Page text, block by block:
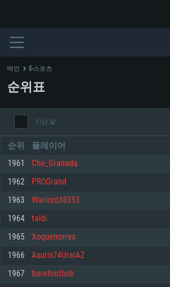
시스템
최소사양
최소사양
최소사양
메인 E-스포츠
순위표
지난 달
순위 플레이어
1961 Che_Granada
1962 PROGrand
1963 Warlord38353
1964 taidi
1965 Xoquenorrex
1966 Asuris74UralAZ
1967 barefootbob